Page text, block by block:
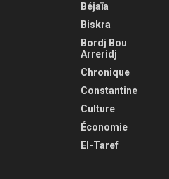
Béjaïa
Biskra
Bordj Bou
Arreridj
Chronique
Constantine
Culture
Économie
El-Taref